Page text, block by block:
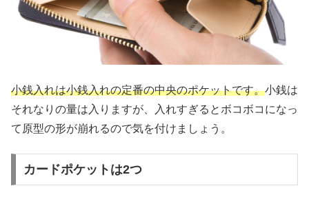
小銭入れは小銭入れの定番の中央のポケットです。小銭は
それなりの量は入りますが、入れすぎるとボコボコになっ
て原型の形が崩れるので気を付けましょう。
カードポケットは2つ